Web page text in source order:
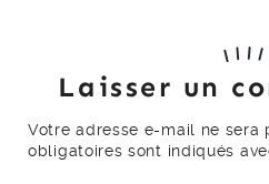
Laisser un
Votre adresse e-mail ne sera
obligatoires sont indiqués